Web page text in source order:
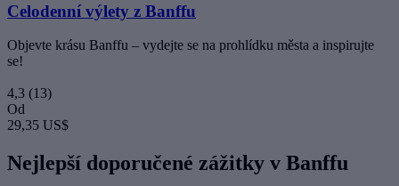
Celodenní výlety z Banffu
Objevte krásu Banffu – vydejte se na prohlídku města a inspirujte
se!
4,3 (13)
Od
29,35 US$
Nejlepší doporučené zážitky v Banffu